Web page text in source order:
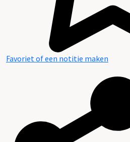
Favoriet of een notitie maken